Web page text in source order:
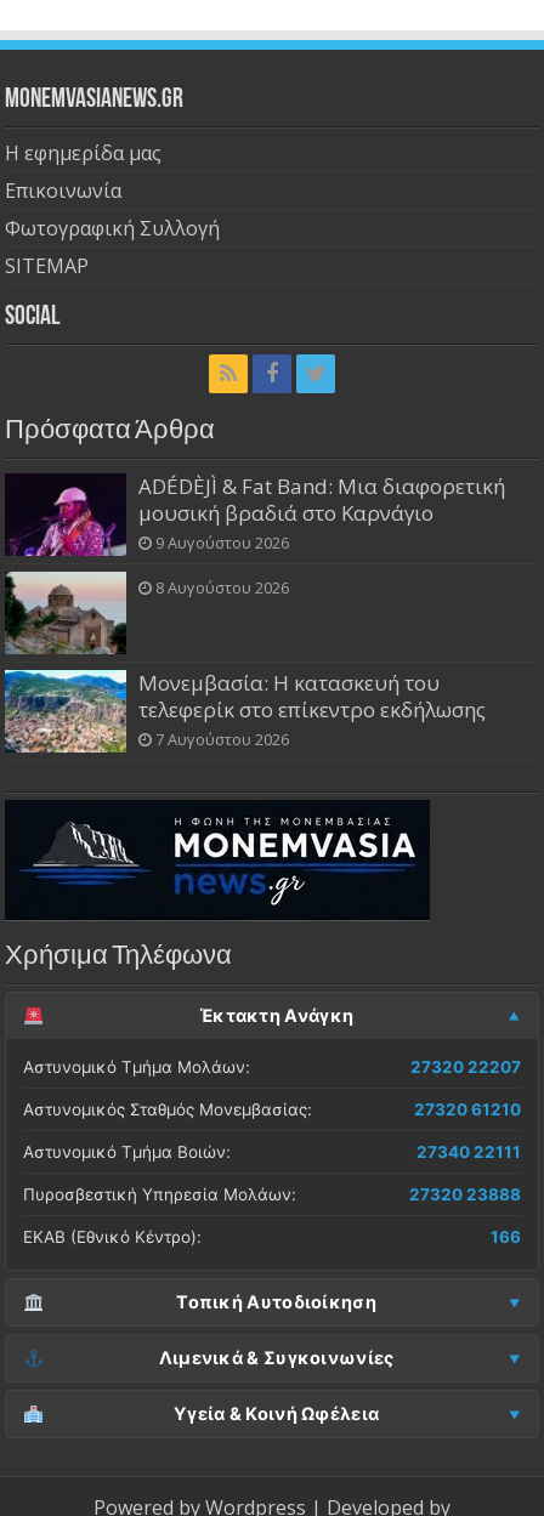
Monemvasianews.gr
Η εφημερίδα μας
Επικοινωνία
Φωτογραφική Συλλογή
SITEMAP
Social
Πρόσφατα Άρθρα
ADÉDÈJÌ & Fat Band: Μια διαφορετική
μουσική βραδιά στο Καρνάγιο
9 Αυγούστου 2026
8 Αυγούστου 2026
Μονεμβασία: Η κατασκευή του
τελεφερίκ στο επίκεντρο εκδήλωσης
7 Αυγούστου 2026
Χρήσιμα Τηλέφωνα
Έκτακτη Ανάγκη
Αστυνομικό Τμήμα Μολάων: 27320 22207
Αστυνομικός Σταθμός Μονεμβασίας: 27320 61210
Αστυνομικό Τμήμα Βοιών: 27340 22111
Πυροσβεστική Υπηρεσία Μολάων: 27320 23888
ΕΚΑΒ (Εθνικό Κέντρο): 166
Τοπική Αυτοδιοίκηση
Δήμος Μονεμβασίας (Έδρα):
Λιμενικά & Συγκοινωνίες
Λιμεναρχείο Μονεμβασίας:
Υγεία & Κοινή Ωφέλεια
Κέντρο Υγείας Νεάπολης: 27340 22500
Powered byWordpress | Developed by